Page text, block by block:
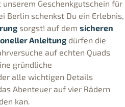
Geschenkgutschein für
Berlin schenkst Du ein Erlebnis,
sorgst! auf dem sicheren
Anleitung dürfen die
auf echten Quads
gründliche
alle wichtigen Details
Abenteuer auf vier Rädern
kan.